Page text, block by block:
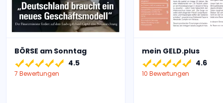
BÖRSE am Sonntag
4.5
7 Bewertungen
mein GELD.plus
4.6
10 Bewertungen